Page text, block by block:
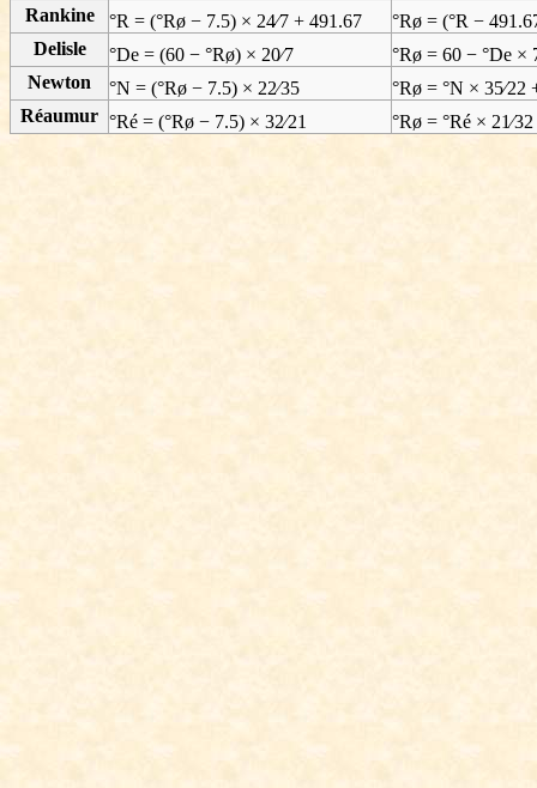
Rankine
°R = (°Rø − 7.5) × 24⁄7 + 491.67
°Rø = (°R −
Delisle
°De = (60 − °Rø) × 20⁄7
°Rø = 60 − °De ×
Newton
°N = (°Rø − 7.5) × 22⁄35
°Rø = °N × 35⁄22
Réaumur °Ré = (°Rø − 7.5) × 32⁄21 °Rø = °Ré ×